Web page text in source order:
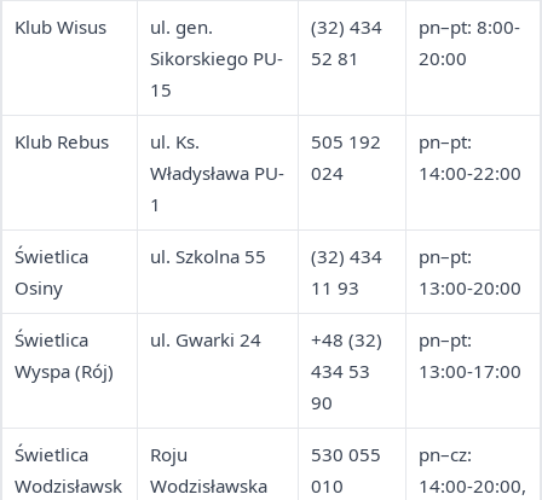
Klub Wisus
ul. gen.
Sikorskiego PU-
15
(32) 434
52 81
pn–pt: 8:00-
20:00
Klub Rebus
ul. Ks.
Władysława PU-
1
505 192
024
pn–pt:
14:00-22:00
Świetlica
Osiny
ul. Szkolna 55
(32) 434
11 93
pn–pt:
13:00-20:00
Świetlica
Wyspa (Rój)
ul. Gwarki 24
+48 (32)
434 53
90
pn–pt:
13:00-17:00
Świetlica
Wodzisławsk
Roju
Wodzisławska
530 055
010
pn–cz:
14:00-20:00,